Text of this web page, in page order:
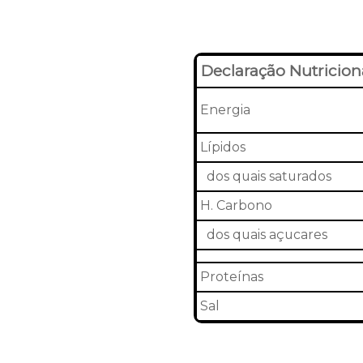
Declaração
Energia
Lípidos
dos quais saturados
H. Carbono
dos quais açucares
Proteínas
Sal